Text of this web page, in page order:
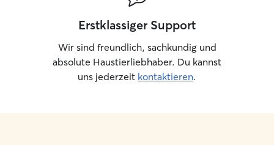
Erstklassiger Support
Wir sind freundlich, sachkundig und
absolute Haustierliebhaber. Du kannst
uns jederzeit kontaktieren.